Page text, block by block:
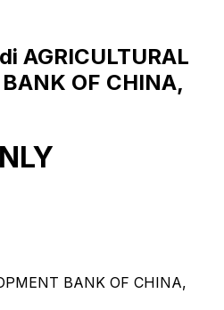
AGRICULTURAL
OF CHINA,
BANK OF CHINA,